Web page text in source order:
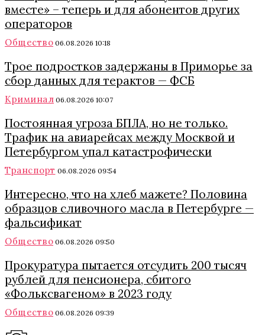
вместе» – теперь и для абонентов других
операторов
Общество 06.08.2026 10:18
Трое подростков задержаны в Приморье за
сбор данных для терактов — ФСБ
Криминал 06.08.2026 10:07
Постоянная угроза БПЛА, но не только.
Трафик на авиарейсах между Москвой и
Петербургом упал катастрофически
Транспорт 06.08.2026 09:54
Интересно, что на хлеб мажете? Половина
образцов сливочного масла в Петербурге —
фальсификат
Общество 06.08.2026 09:50
Прокуратура пытается отсудить 200 тысяч
рублей для пенсионера, сбитого
«Фольксвагеном» в 2023 году
Общество 06.08.2026 09:39